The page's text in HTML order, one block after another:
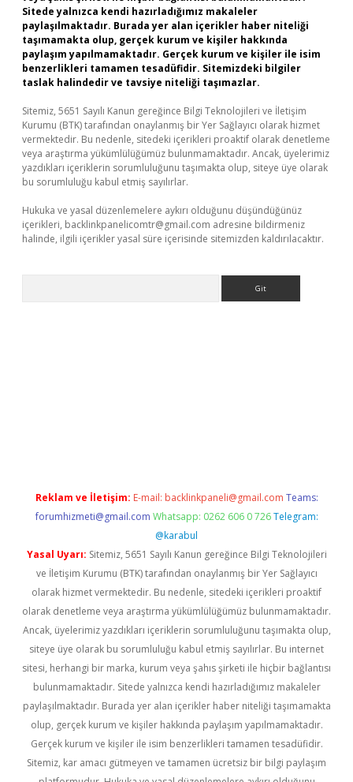
Sitede yalnızca kendi hazırladığımız makaleler
paylaşılmaktadır. Burada yer alan içerikler haber niteliği
taşımamakta olup, gerçek kurum ve kişiler hakkında
paylaşım yapılmamaktadır. Gerçek kurum ve kişiler ile isim
benzerlikleri tamamen tesadüfidir. Sitemizdeki bilgiler
taslak halindedir ve tavsiye niteliği taşımazlar.
Sitemiz, 5651 Sayılı Kanun gereğince Bilgi Teknolojileri ve İletişim
Kurumu (BTK) tarafından onaylanmış bir Yer Sağlayıcı olarak hizmet
vermektedir. Bu nedenle, sitedeki içerikleri proaktif olarak denetleme
veya araştırma yükümlülüğümüz bulunmamaktadır. Ancak, üyelerimiz
yazdıkları içeriklerin sorumluluğunu taşımakta olup, siteye üye olarak
bu sorumluluğu kabul etmiş sayılırlar.
Hukuka ve yasal düzenlemelere aykırı olduğunu düşündüğünüz
içerikleri, backlinkpanelicomtr@gmail.com adresine bildirmeniz
halinde, ilgili içerikler yasal süre içerisinde sitemizden kaldırılacaktır.
Reklam ve İletişim: E-mail: backlinkpaneli@gmail.com Teams:
forumhizmeti@gmail.com Whatsapp: 0262 606 0 726 Telegram:
@karabul
Yasal Uyarı: Sitemiz, 5651 Sayılı Kanun gereğince Bilgi Teknolojileri
ve İletişim Kurumu (BTK) tarafından onaylanmış bir Yer Sağlayıcı
olarak hizmet vermektedir. Bu nedenle, sitedeki içerikleri proaktif
olarak denetleme veya araştırma yükümlülüğümüz bulunmamaktadır.
Ancak, üyelerimiz yazdıkları içeriklerin sorumluluğunu taşımakta olup,
siteye üye olarak bu sorumluluğu kabul etmiş sayılırlar. Bu internet
sitesi, herhangi bir marka, kurum veya şahıs şirketi ile hiçbir bağlantısı
bulunmamaktadır. Sitede yalnızca kendi hazırladığımız makaleler
paylaşılmaktadır. Burada yer alan içerikler haber niteliği taşımamakta
olup, gerçek kurum ve kişiler hakkında paylaşım yapılmamaktadır.
Gerçek kurum ve kişiler ile isim benzerlikleri tamamen tesadüfidir.
Sitemiz, kar amacı gütmeyen ve tamamen ücretsiz bir bilgi paylaşım